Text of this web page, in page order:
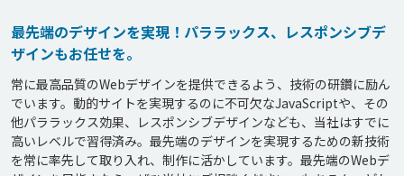
最先端のデザインを実現！パララックス、レスポンシブデ
ザインもお任せを。
常に最高品質のWebデザインを提供できるよう、技術の研鑽に励ん
でいます。動的サイトを実現するのに不可欠なJavaScriptや、その
他パララックス効果、レスポンシブデザインなども、当社はすでに
高いレベルで習得済み。最先端のデザインを実現するための新技術
を常に率先して取り入れ、制作に活かしています。最先端のWebデ